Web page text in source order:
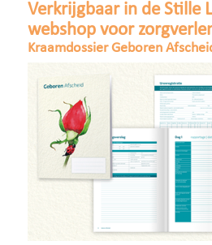
Verkrijgbaar in de Stille
webshop voor
Kraamdossier Geboren